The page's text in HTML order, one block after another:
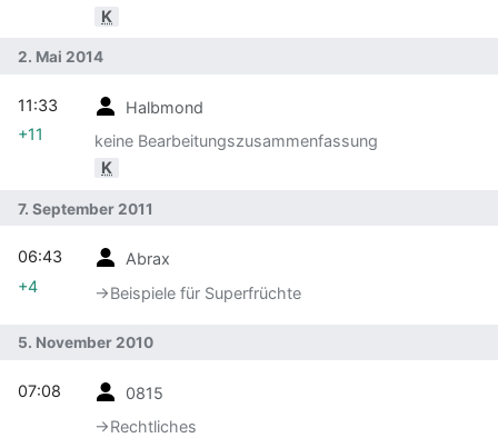
K
2. Mai 2014
Halbmond
keine Bearbeitungszusammenfassung
K
11:33
+11
7. September 2011
Abrax
→‎Beispiele für Superfrüchte
06:43
+4
5. November 2010
0815
→‎Rechtliches
07:08